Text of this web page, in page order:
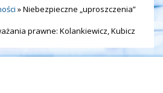
»Niebezpieczne „uproszczenia”
prawne: Kolankiewicz, Kubicz